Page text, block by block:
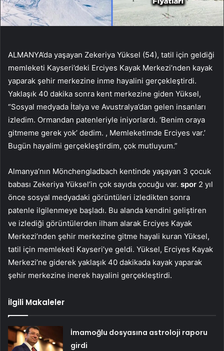
ALMANYA’da yaşayan Zekeriya Yüksel (54), tatil için geldiği
memleketi Kayseri’deki Erciyes Kayak Merkezi’nden kayak
yaparak şehir merkezine inme hayalini gerçekleştirdi.
Yaklaşık 40 dakika sonra kent merkezine giden Yüksel,
“Sosyal medyada İtalya ve Avustralya’dan gelen insanları
izledim. Ormandan patenleriyle iniyorlardı. ‘Benim oraya
gitmeme gerek yok’ dedim. , Memleketimde Erciyes var.’
Bugün hayalimi gerçekleştirdim, çok mutluyum.”
Almanya’nın Mönchengladbach kentinde yaşayan 3 çocuk
babası Zekeriya Yüksel’in çok sayıda çocuğu var. spor 2 yıl
önce sosyal medyadaki görüntüleri izledikten sonra
patenle ilgilenmeye başladı. Bu alanda kendini geliştiren
ve izlediği görüntülerden ilham alarak Erciyes Kayak
Merkezi’nden şehir merkezine gitme hayali kuran Yüksel,
tatil için memleketi Kayseri’ye geldi. Yüksel, Erciyes Kayak
Merkezi’ne giderek yaklaşık 40 dakikada kayak yaparak
şehir merkezine inerek hayalini gerçekleştirdi.
İlgili Makaleler
İmamoğlu dosyasına astroloji raporu
girdi